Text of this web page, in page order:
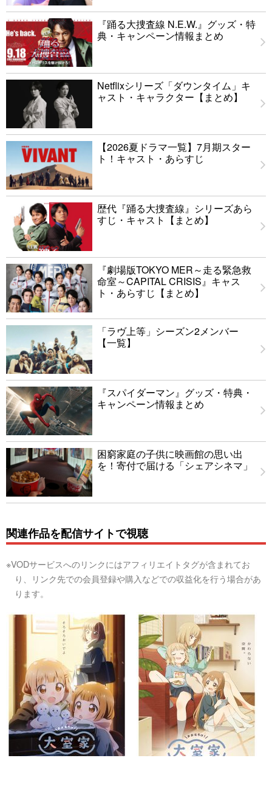
『踊る大捜査線 N.E.W.』グッズ・特
典・キャンペーン情報まとめ
Netflixシリーズ「ダウンタイム」キ
ャスト・キャラクター【まとめ】
【2026夏ドラマ一覧】7月期スター
ト！キャスト・あらすじ
歴代『踊る大捜査線』シリーズあら
すじ・キャスト【まとめ】
『劇場版TOKYO MER～走る緊急救
命室～CAPITAL CRISIS』キャス
ト・あらすじ【まとめ】
「ラヴ上等」シーズン2メンバー
【一覧】
『スパイダーマン』グッズ・特典・
キャンペーン情報まとめ
困窮家庭の子供に映画館の思い出
を！寄付で届ける「シェアシネマ」
関連作品を配信サイトで視聴
※VODサービスへのリンクにはアフィリエイトタグが含まれてお
り、リンク先での会員登録や購入などでの収益化を行う場合があ
ります。